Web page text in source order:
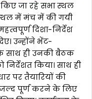
जा रहे सभा स्थल
में मंच में की गयी
दिशा-निर्देश
उन्होंने भेंट-
साथ ही उनकी बैठक
किया। साथ ही
पर तैयारियों की
जल्द पूर्ण करने के लिए